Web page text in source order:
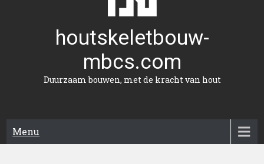
houtskeletbouw-
mbcs.com
Duurzaam bouwen, met de kracht van hout
Menu